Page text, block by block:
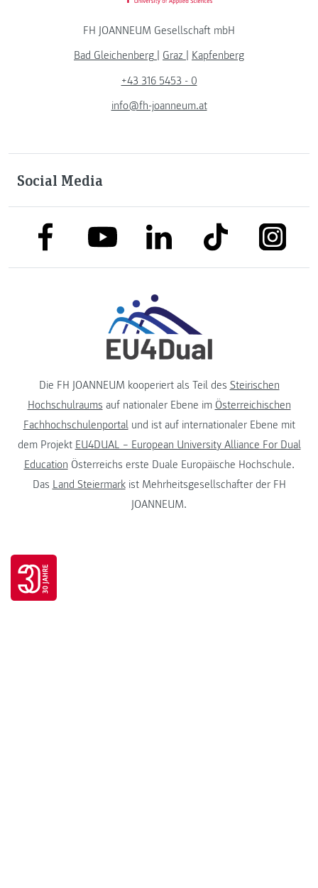
FH JOANNEUM Gesellschaft mbH
Bad Gleichenberg
Graz
Kapfenberg
+43 316 5453 - 0
info@fh-joanneum.at
Social Media
link to facebooklink to youtubelink to linkedinlink to tiktok
Die FH JOANNEUM kooperiert als Teil des Steirischen
Hochschulraums auf nationaler Ebene im Österreichischen
Fachhochschulenportalund ist auf internationaler Ebene mit
dem Projekt EU4DUAL – European University Alliance For Dual
Education Österreichs erste Duale Europäische Hochschule.
Das Land Steiermarkist Mehrheitsgesellschafter der FH
JOANNEUM.